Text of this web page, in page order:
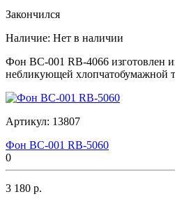
Закончился
Наличие: Нет в наличии
Фон BC-001 RB-4066 изготовлен
небликующей хлопчатобумажной
Артикул: 13807
Фон BC-001 RB-5060
0
3 180 р.